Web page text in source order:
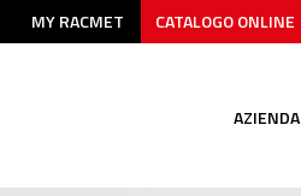
MY RACMET CATALOGO ONLINE
AZIENDA